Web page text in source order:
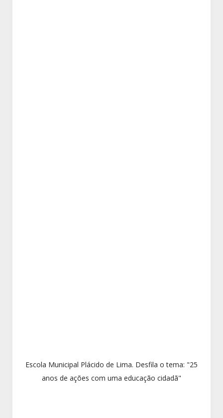
Escola Municipal Plácido de Lima. Desfila o tema: "25
anos de ações com uma educação cidadã"